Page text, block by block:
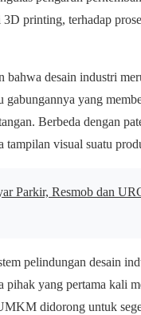
printing, terhadap
bahwa desain industri
yang
Berbeda dengan
tampilan visual suatu
Parkir, Resmob dan
pelindungan desain
yang pertama kali
didorong untuk